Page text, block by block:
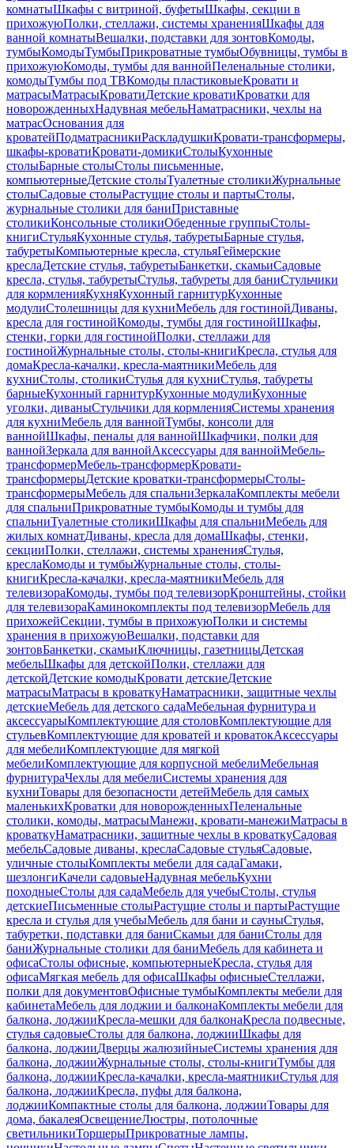
комнатыШкафы с витриной, буфетыШкафы, секции в
прихожуюПолки, стеллажи, системы храненияШкафы для
ванной комнатыВешалки, подставки для зонтовКомоды,
тумбыКомодыТумбыПрикроватные тумбыОбувницы, тумбы в
прихожуюКомоды, тумбы для ваннойПеленальные столики,
комодыТумбы под ТВКомоды пластиковыеКровати и
матрасыМатрасыКроватиДетские кроватиКроватки для
новорожденныхНадувная мебельНаматрасники, чехлы на
матрасОснования для
кроватейПодматрасникиРаскладушкиКровати-трансформеры,
шкафы-кроватиКровати-домикиСтолыКухонные
столыБарные столыСтолы письменные,
компьютерныеДетские столыТуалетные столикиЖурнальные
столыСадовые столыРастущие столы и партыСтолы,
журнальные столики для баниПриставные
столикиКонсольные столикиОбеденные группыСтолы-
книгиСтульяКухонные стулья, табуретыБарные стулья,
табуретыКомпьютерные кресла, стульяГеймерские
креслаДетские стулья, табуретыБанкетки, скамьиСадовые
кресла, стулья, табуретыСтулья, табуреты для баниСтульчики
для кормленияКухняКухонный гарнитурКухонные
модулиСтолешницы для кухниМебель для гостинойДиваны,
кресла для гостинойКомоды, тумбы для гостинойШкафы,
стенки, горки для гостинойПолки, стеллажи для
гостинойЖурнальные столы, столы-книгиКресла, стулья для
домаКресла-качалки, кресла-маятникиМебель для
кухниСтолы, столикиСтулья для кухниСтулья, табуреты
барныеКухонный гарнитурКухонные модулиКухонные
уголки, диваныСтульчики для кормленияСистемы хранения
для кухниМебель для ваннойТумбы, консоли для
ваннойШкафы, пеналы для ваннойШкафчики, полки для
ваннойЗеркала для ваннойАксессуары для ваннойМебель-
трансформерМебель-трансформерКровати-
трансформерыДетские кроватки-трансформерыСтолы-
трансформерыМебель для спальниЗеркалаКомплекты мебели
для спальниПрикроватные тумбыКомоды и тумбы для
спальниТуалетные столикиШкафы для спальниМебель для
жилых комнатДиваны, кресла для домаШкафы, стенки,
секцииПолки, стеллажи, системы храненияСтулья,
креслаКомоды и тумбыЖурнальные столы, столы-
книгиКресла-качалки, кресла-маятникиМебель для
телевизораКомоды, тумбы под телевизорКронштейны, стойки
для телевизораКаминокомплекты под телевизорМебель для
прихожейСекции, тумбы в прихожуюПолки и системы
хранения в прихожуюВешалки, подставки для
зонтовБанкетки, скамьиКлючницы, газетницыДетская
мебельШкафы для детскойПолки, стеллажи для
детскойДетские комодыКровати детскиеДетские
матрасыМатрасы в кроваткуНаматрасники, защитные чехлы
детскиеМебель для детского садаМебельная фурнитура и
аксессуарыКомплектующие для столовКомплектующие для
стульевКомплектующие для кроватей и кроватокАксессуары
для мебелиКомплектующие для мягкой
мебелиКомплектующие для корпусной мебелиМебельная
фурнитураЧехлы для мебелиСистемы хранения для
кухниТовары для безопасности детейМебель для самых
маленькихКроватки для новорожденныхПеленальные
столики, комоды, матрасыМанежи, кровати-манежиМатрасы в
кроваткуНаматрасники, защитные чехлы в кроваткуСадовая
мебельСадовые диваны, креслаСадовые стульяСадовые,
уличные столыКомплекты мебели для садаГамаки,
шезлонгиКачели садовыеНадувная мебельКухни
походныеСтолы для садаМебель для учебыСтолы, стулья
детскиеПисьменные столыРастущие столы и партыРастущие
кресла и стулья для учебыМебель для бани и сауныСтулья,
табуретки, подставки для баниСкамьи для баниСтолы для
баниЖурнальные столики для баниМебель для кабинета и
офисаСтолы офисные, компьютерныеКресла, стулья для
офисаМягкая мебель для офисаШкафы офисныеСтеллажи,
полки для документовОфисные тумбыКомплекты мебели для
кабинетаМебель для лоджии и балконаКомплекты мебели для
балкона, лоджииКресла-мешки для балконаКресла подвесные,
стулья садовыеСтолы для балкона, лоджииШкафы для
балкона, лоджииДверцы жалюзийныеСистемы хранения для
балкона, лоджииЖурнальные столы, столы-книгиТумбы для
балкона, лоджииКресла-качалки, кресла-маятникиСтулья для
балкона, лоджииКресла, пуфы для балкона,
лоджииКомпактные столы для балкона, лоджииТовары для
дома, бакалеяОсвещениеЛюстры, потолочные
светильникиТоршерыПрикроватные лампы,